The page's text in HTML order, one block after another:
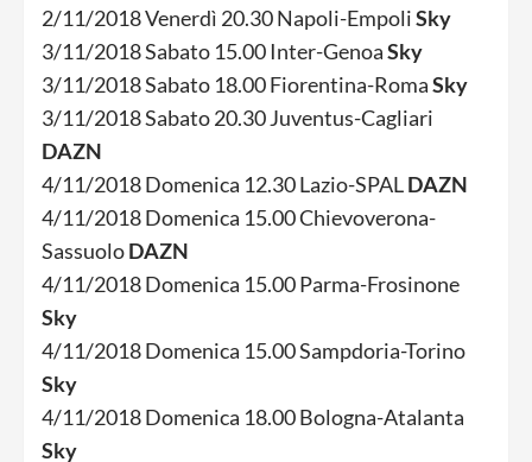
2/11/2018 Venerdì 20.30 Napoli-EmpoliSky
3/11/2018 Sabato 15.00 Inter-GenoaSky
3/11/2018 Sabato 18.00 Fiorentina-RomaSky
3/11/2018 Sabato 20.30 Juventus-Cagliari
DAZN
4/11/2018 Domenica 12.30 Lazio-SPALDAZN
4/11/2018 Domenica 15.00 Chievoverona-
SassuoloDAZN
4/11/2018 Domenica 15.00 Parma-Frosinone
Sky
4/11/2018 Domenica 15.00 Sampdoria-Torino
Sky
4/11/2018 Domenica 18.00 Bologna-Atalanta
Sky